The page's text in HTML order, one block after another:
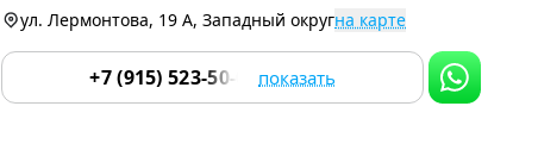
ул. Лермонтова, 19 А, Западный округна карте
+7 (915) 523-50-05показать